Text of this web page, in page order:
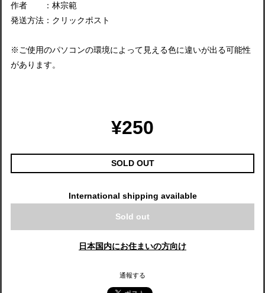
作者 ：林宗範
発送方法：クリックポスト
※ご使用のパソコンの環境によって見える色に違いが出る可能性
があります。
¥250
SOLD OUT
International shipping available
Sold out
日本国内にお住まいの方向け
通報する